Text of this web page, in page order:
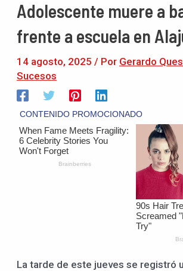
Adolescente muere a
frente a escuela en
14 agosto, 2025 / Por Gerardo
Sucesos
La tarde de este jueves se registró